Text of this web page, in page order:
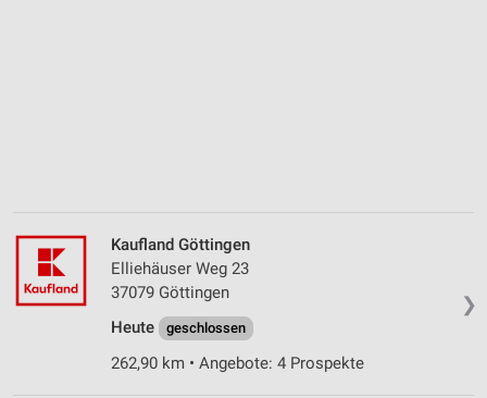
❯
Kaufland Göttingen
Elliehäuser Weg 23
37079 Göttingen
Heute
geschlossen
262,90 km • Angebote: 4 Prospekte